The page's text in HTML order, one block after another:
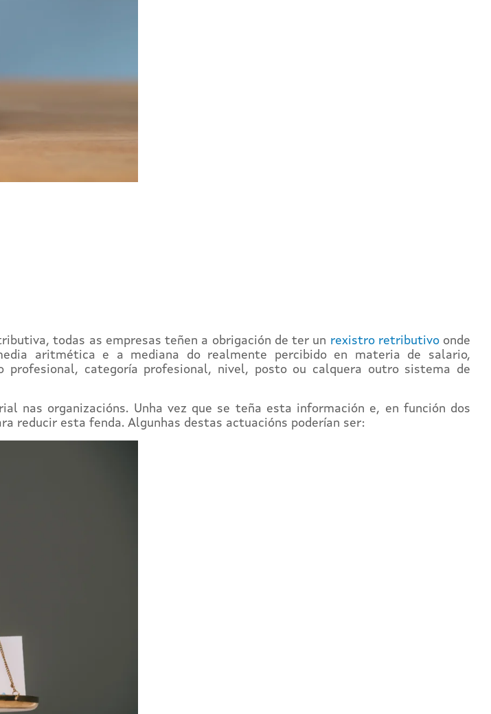
todas as empresas teñen a obrigación de ter un rexistro retributivoonde
aritmética e a mediana do realmente percibido en materia de salario,
categoría profesional, nivel, posto ou calquera outro sistema de
nas organizacións. Unha vez que se teña esta información e, en función dos
reducir esta fenda. Algunhas destas actuacións poderían ser: